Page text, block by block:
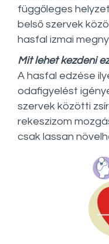
függőleges
belső szervek
hasfal izmai
Mit lehet kezdeni
A hasfal edzése
odafigyelést
szervek közötti
rekeszizom
csak lassan